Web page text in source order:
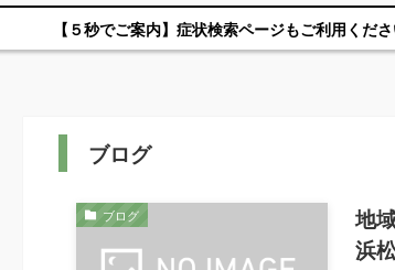
【５秒でご案内】症状検索ページもご利用くだ
ブログ
ブログ
地
浜